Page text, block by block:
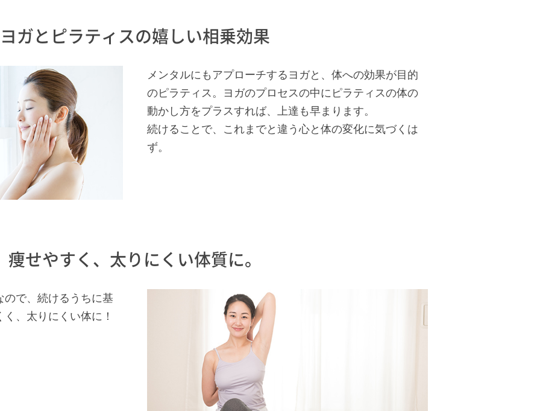
ヨガとピラティスの嬉しい相乗効果
メンタルにもアプローチするヨガと、体への効果が目的
のピラティス。ヨガのプロセスの中にピラティスの体の
動かし方をプラスすれば、上達も早まります。
続けることで、これまでと違う心と体の変化に気づくは
ず。
痩せやすく、太りにくい体質に。
ので、続けるうちに基
、太りにくい体に！